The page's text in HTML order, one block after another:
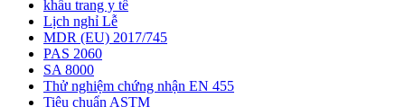
khẩu trang y tế
Lịch nghỉ Lễ
MDR (EU) 2017/745
PAS 2060
SA 8000
Thử nghiệm chứng nhận EN 455
Tiêu chuẩn ASTM